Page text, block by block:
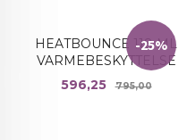
HEATBOUNCE 118 ML
VARMEBESKYTTELSE
Tilbud
596,25 795,00Rabatt
-25%